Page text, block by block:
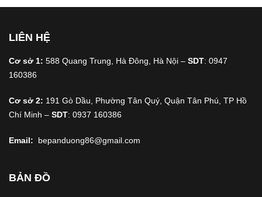
LIÊN HỆ
Cơ sở 1: 588 Quang Trung, Hà Đông, Hà Nội – SDT: 0947
160386
Cơ sở 2: 191 Gò Dầu, Phường Tân Quý, Quận Tân Phú, TP Hồ
Chí Minh – SDT: 0937 160386
Email: bepanduong86@gmail.com
BẢN ĐỒ